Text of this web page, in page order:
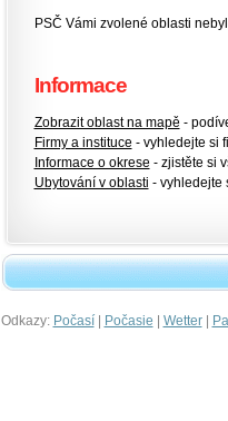
PSČ Vámi zvolené oblasti
Informace
Zobrazit oblast na mapě -
Firmy a instituce - vyhledejte si
Informace o okrese - zjistěte si
Ubytování v oblasti - vyhledejte
Odkazy: Počasí| Počasie | Wetter|